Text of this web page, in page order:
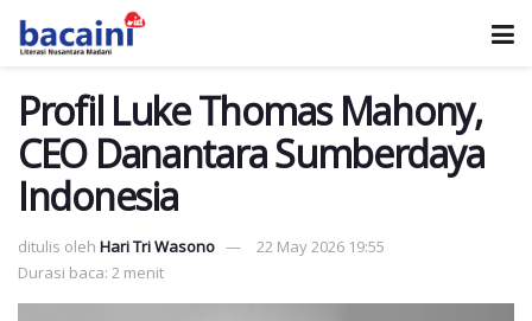
Profil Luke Thomas Mahony,
CEO Danantara Sumberdaya
Indonesia
ditulis oleh Hari Tri Wasono
22 May 2026 19:55
Durasi baca: 2 menit